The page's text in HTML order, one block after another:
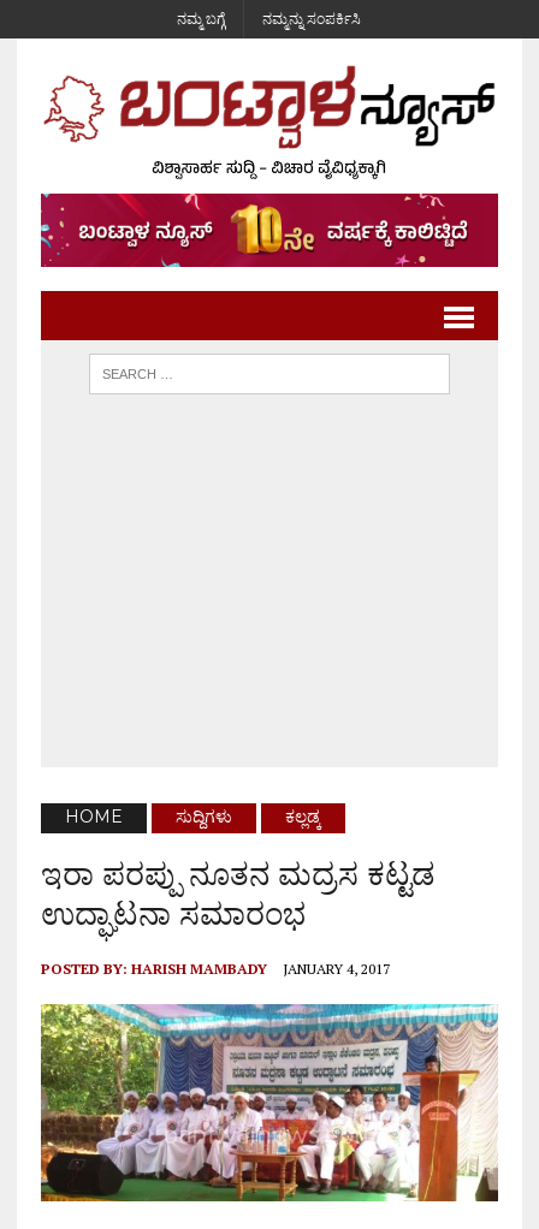
ನಮ್ಮ ಬಗ್ಗೆ ನಮ್ಮನ್ನು ಸಂಪರ್ಕಿಸಿ
HOME ಸುದ್ದಿಗಳು ಕಲ್ಲಡ್ಕ
ಇರಾ ಪರಪ್ಪು ನೂತನ ಮದ್ರಸ ಕಟ್ಟಡ
ಉದ್ಘಾಟನಾ ಸಮಾರಂಭ
POSTED BY: HARISH MAMBADY JANUARY 4, 2017